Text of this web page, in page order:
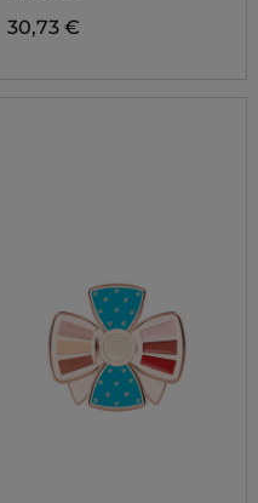
30,73 €